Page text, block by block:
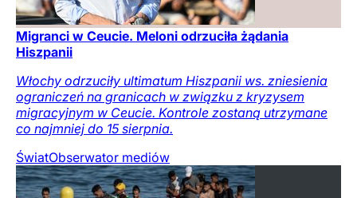
Migranci w Ceucie. Meloni odrzuciła żądania
Hiszpanii
Włochy odrzuciły ultimatum Hiszpanii ws. zniesienia
ograniczeń na granicach w związku z kryzysem
migracyjnym w Ceucie. Kontrole zostaną utrzymane
co najmniej do 15 sierpnia.
ŚwiatObserwator mediów